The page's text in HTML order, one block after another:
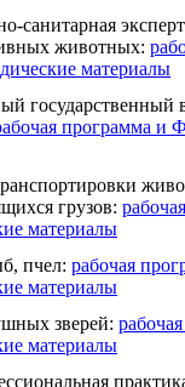
санитарная
животных:
материалы
государственный
программа и
грузов:
материалы
пчел: рабочая
материалы
зверей:
материалы